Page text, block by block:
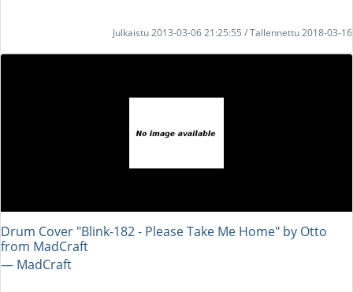
Julkaistu 2013-03-06 21:25:55 / Tallennettu 2018-03-16
Drum Cover "Blink-182 - Please Take Me Home" by Otto
from MadCraft
― MadCraft